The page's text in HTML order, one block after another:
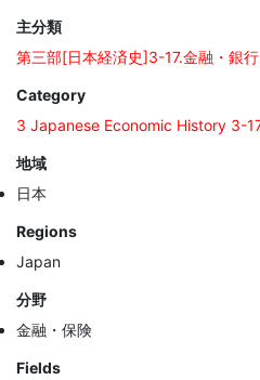
主分類
第三部[日本経済史]3-17.金融・銀
Category
3 Japanese Economic History 3-
地域
日本
Regions
Japan
分野
金融・保険
Fields